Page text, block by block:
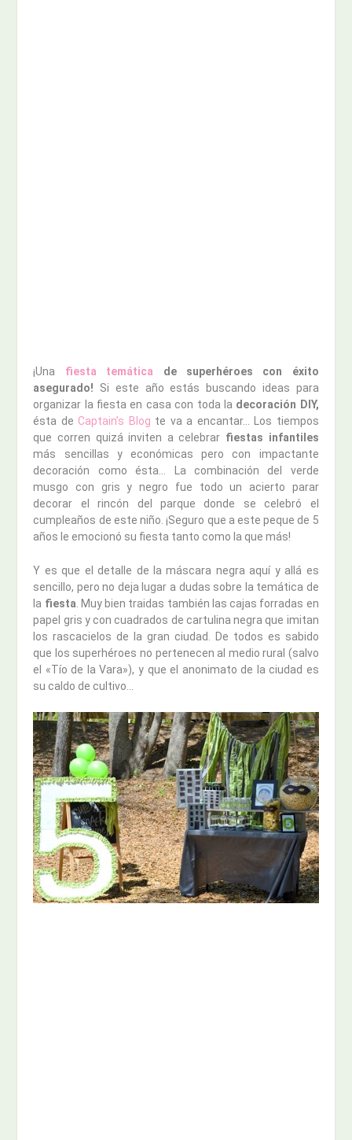
¡Una fiesta temática de superhéroes con éxito
asegurado! Si este año estás buscando ideas para
organizar la fiesta en casa con toda la decoración DIY,
ésta de Captain’s Blog te va a encantar… Los tiempos
que corren quizá inviten a celebrar fiestas infantiles
más sencillas y económicas pero con impactante
decoración como ésta… La combinación del verde
musgo con gris y negro fue todo un acierto parar
decorar el rincón del parque donde se celebró el
cumpleaños de este niño. ¡Seguro que a este peque de 5
años le emocionó su fiesta tanto como la que más!
Y es que el detalle de la máscara negra aquí y allá es
sencillo, pero no deja lugar a dudas sobre la temática de
la fiesta . Muy bien traidas también las cajas forradas en
papel gris y con cuadrados de cartulina negra que imitan
los rascacielos de la gran ciudad. De todos es sabido
que los superhéroes no pertenecen al medio rural (salvo
el «Tío de la Vara»), y que el anonimato de la ciudad es
su caldo de cultivo…